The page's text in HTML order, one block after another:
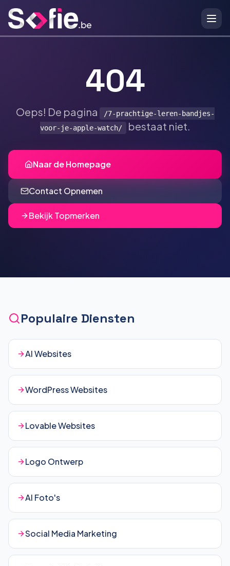
404
Oeps! De pagina
/7-prachtige-leren-bandjes-
voor-je-apple-watch/ bestaat niet.
Naar de Homepage
Contact Opnemen
Bekijk Topmerken
Populaire Diensten
AI Websites
WordPress Websites
Lovable Websites
Logo Ontwerp
AI Foto's
Social Media Marketing